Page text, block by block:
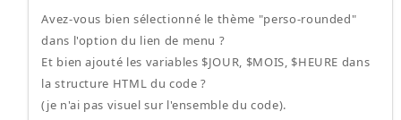
Avez-vous bien sélectionné le thème "perso-rounded"
dans l'option du lien de menu ?
Et bien ajouté les variables $JOUR, $MOIS, $HEURE dans
la structure HTML du code ?
(je n'ai pas visuel sur l'ensemble du code).